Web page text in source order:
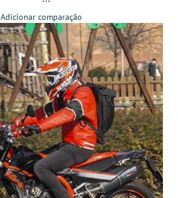
Adicionar comparação